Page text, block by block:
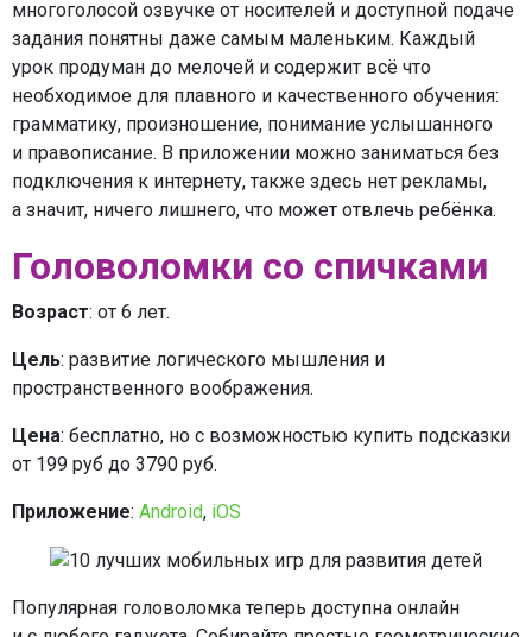
многоголосой озвучке от носителей и доступной подаче
задания понятны даже самым маленьким. Каждый
урок продуман до мелочей и содержит всё что
необходимое для плавного и качественного обучения:
грамматику, произношение, понимание услышанного
и правописание. В приложении можно заниматься без
подключения к интернету, также здесь нет рекламы,
а значит, ничего лишнего, что может отвлечь ребёнка.
Головоломки со спичками
Возраст: от 6 лет.
Цель: развитие логического мышления и
пространственного воображения.
Цена: бесплатно, но с возможностью купить подсказки
от 199 руб до 3790 руб.
Приложение: Android, iOS
Популярная головоломка теперь доступна онлайн